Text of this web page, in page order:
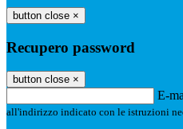
button close ×
Recupero password
button close ×
E-
all'indirizzo indicato con le istruzioni